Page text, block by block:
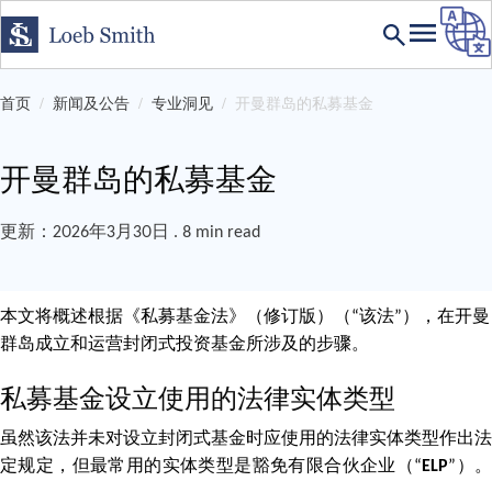
首页 新闻及公告 专业洞见 开曼群岛的私募基金
开曼群岛的私募基金
更新：2026年3月30日 . 8 min read
本文将概述根据《私募基金法》（修订版）（“该法”），在开曼
群岛成立和运营封闭式投资基金所涉及的步骤。
私募基金设立使用的法律实体类型
虽然该法并未对设立封闭式基金时应使用的法律实体类型作出法
定规定，但最常用的实体类型是豁免有限合伙企业（“ ELP”）。